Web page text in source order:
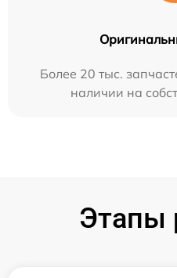
Более 20 тыс.
наличии на
Этапы